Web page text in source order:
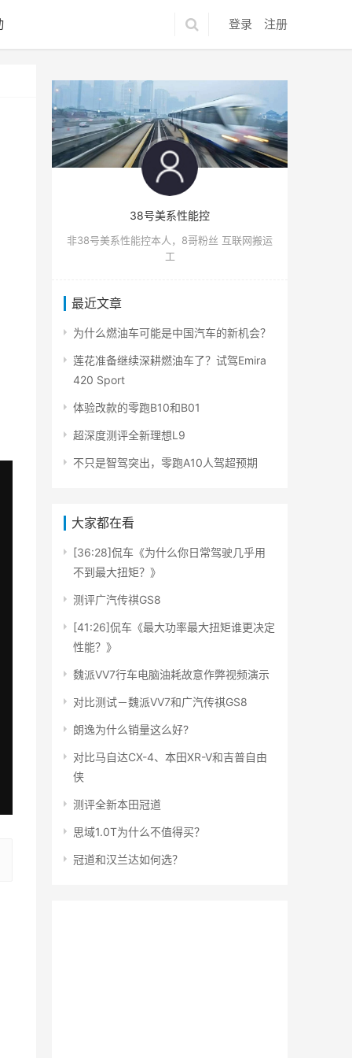
登录 注册
38号美系性能控
非38号美系性能控本人，8哥粉丝 互联网搬运
工
最近文章
为什么燃油车可能是中国汽车的新机会？
莲花准备继续深耕燃油车了？试驾Emira
420 Sport
体验改款的零跑B10和B01
超深度测评全新理想L9
不只是智驾突出，零跑A10人驾超预期
大家都在看
[36:28]侃车《为什么你日常驾驶几乎用
不到最大扭矩？》
测评广汽传祺GS8
[41:26]侃车《最大功率最大扭矩谁更决定
性能？》
魏派VV7行车电脑油耗故意作弊视频演示
对比测试－魏派VV7和广汽传祺GS8
朗逸为什么销量这么好?
对比马自达CX-4、本田XR-V和吉普自由
侠
测评全新本田冠道
思域1.0T为什么不值得买？
冠道和汉兰达如何选？